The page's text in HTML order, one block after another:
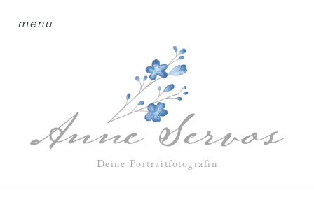
menu
Deine Portraitfotografin